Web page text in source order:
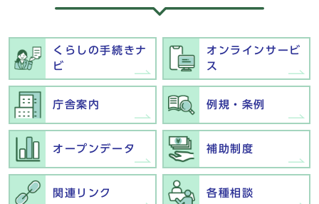
くらしの手続きナ
ビ
オンラインサービ
ス
庁舎案内 例規・条例
オープンデータ 補助制度
関連リンク 各種相談